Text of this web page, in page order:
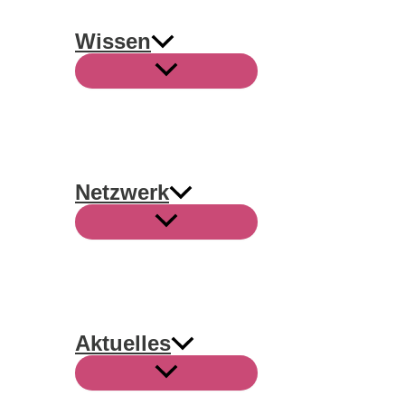
Wissen
Netzwerk
Aktuelles